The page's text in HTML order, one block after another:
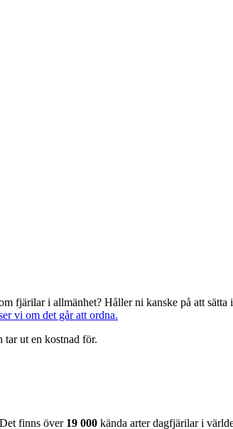
fjärilar i allmänhet? Håller ni kanske på att
vi om det går att ordna.
tar ut en kostnad för.
finns över 19 000 kända arter dagfjärilar i